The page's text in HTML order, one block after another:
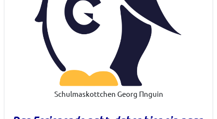
Schulmaskottchen Georg Πnguin